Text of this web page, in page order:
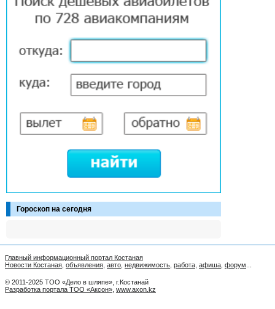
Гороскоп на сегодня
Главный информационный портал Костаная
Новости Костаная объявления авто недвижимость работа афиша форум
© 2011-2025 ТОО «Дело в шляпе», г.Костанай
Разработка портала ТОО «Аксон» www.axon.kz